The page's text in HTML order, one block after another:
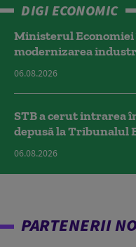
DIGI ECONOMIC
Ministerul
modernizarea
06.08.2026
STB a cerut intrarea
depusă la Tribunalul
06.08.2026
PARTENERII